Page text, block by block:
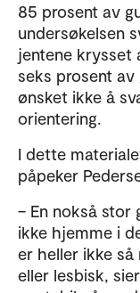
85 prosent av
undersøkelsen
jentene krysset
seks prosent
ønsket ikke å
orientering.
I dette
påpeker
– En nokså
ikke hjemme i
er heller ikke
eller lesbisk,